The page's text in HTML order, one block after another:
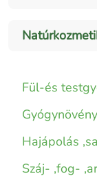
Fül-és
Hajápolás
Száj- ,fog-